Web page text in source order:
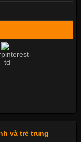
và trẻ trung